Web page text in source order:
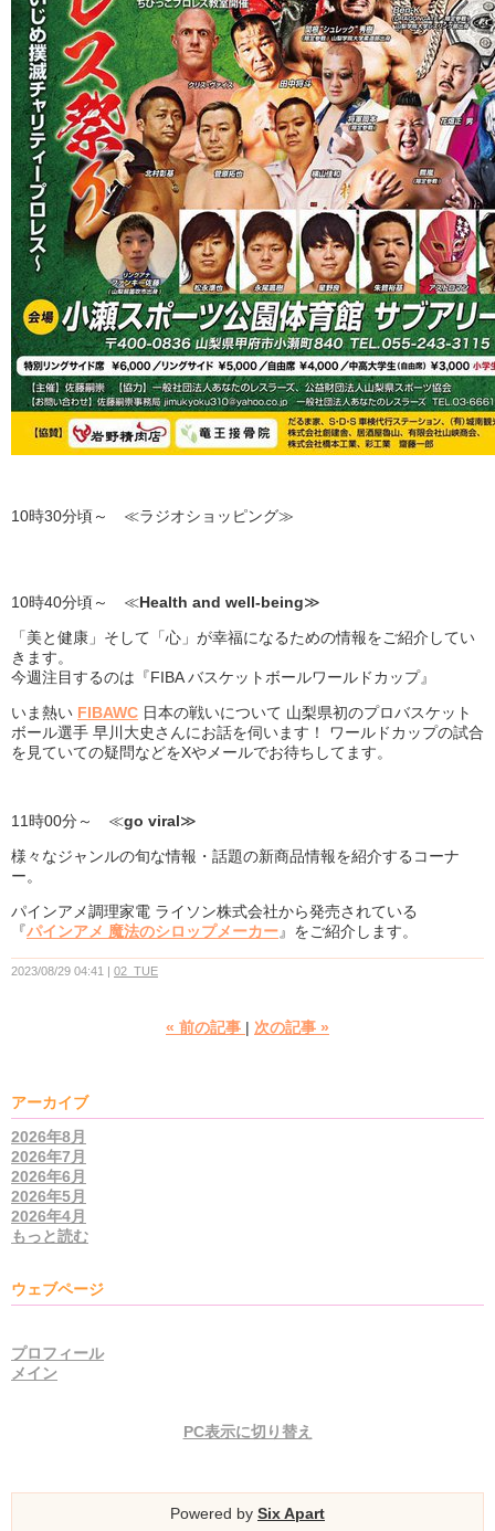
10時30分頃～ ≪ラジオショッピング≫
10時40分頃～ ≪Health and well-being≫
「美と健康」そして「心」が幸福になるための情報をご紹介してい
きます。
今週注目するのは『FIBA バスケットボールワールドカップ』
いま熱い FIBAWC 日本の戦いについて 山梨県初のプロバスケット
ボール選手 早川大史さんにお話を伺います！ ワールドカップの試合
を見ていての疑問などをXやメールでお待ちしてます。
11時00分～ ≪go viral≫
様々なジャンルの旬な情報・話題の新商品情報を紹介するコーナ
ー。
パインアメ調理家電 ライソン株式会社から発売されている
『パインアメ 魔法のシロップメーカー』をご紹介します。
2023/08/29 04:41 02_TUE
« 前の記事 次の記事 »
アーカイブ
2026年8月
2026年7月
2026年6月
2026年5月
2026年4月
もっと読む
ウェブページ
プロフィール
メイン
PC表示に切り替え
Powered by Six Apart